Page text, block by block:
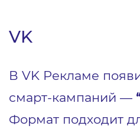
VK
В VK Рекламе
смарт-кампаний —
Формат подходит